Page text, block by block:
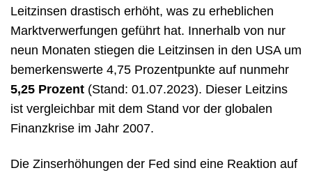
Leitzinsen drastisch erhöht, was zu erheblichen
Marktverwerfungen geführt hat. Innerhalb von nur
neun Monaten stiegen die Leitzinsen in den USA um
bemerkenswerte 4,75 Prozentpunkte auf nunmehr
5,25 Prozent (Stand: 01.07.2023). Dieser Leitzins
ist vergleichbar mit dem Stand vor der globalen
Finanzkrise im Jahr 2007.
Die Zinserhöhungen der Fed sind eine Reaktion auf